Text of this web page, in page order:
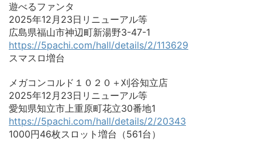
遊べるファンタ
2025年12月23日リニューアル等
広島県福山市神辺町新湯野3-47-1
https://5pachi.com/hall/details/2/113629
スマスロ増台
メガコンコルド１０２０＋刈谷知立店
2025年12月23日リニューアル等
愛知県知立市上重原町花立30番地1
https://5pachi.com/hall/details/2/20343
1000円46枚スロット増台（561台）